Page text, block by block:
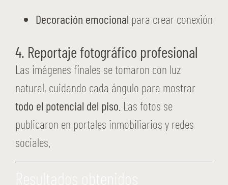
Decoración emocional para crear conexión
4. Reportaje fotográfico profesional
Las imágenes finales se tomaron con luz
natural, cuidando cada ángulo para mostrar
todo el potencial del piso . Las fotos se
publicaron en portales inmobiliarios y redes
sociales.